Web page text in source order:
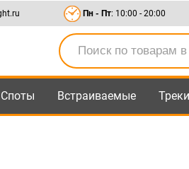
Пн - Пт: 10:00 - 20:00
Споты Встраиваемые Треки